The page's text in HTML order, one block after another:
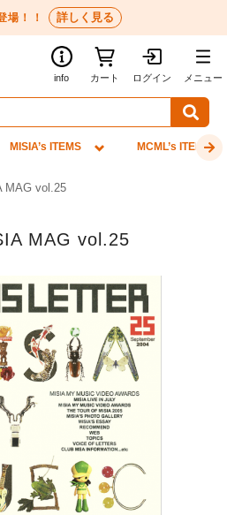
場！！ 詳しく見る
info カート ログイン メニュー
MISIA’s ITEMS MCML’s ITEMS
MAG vol.25
MAG vol.25